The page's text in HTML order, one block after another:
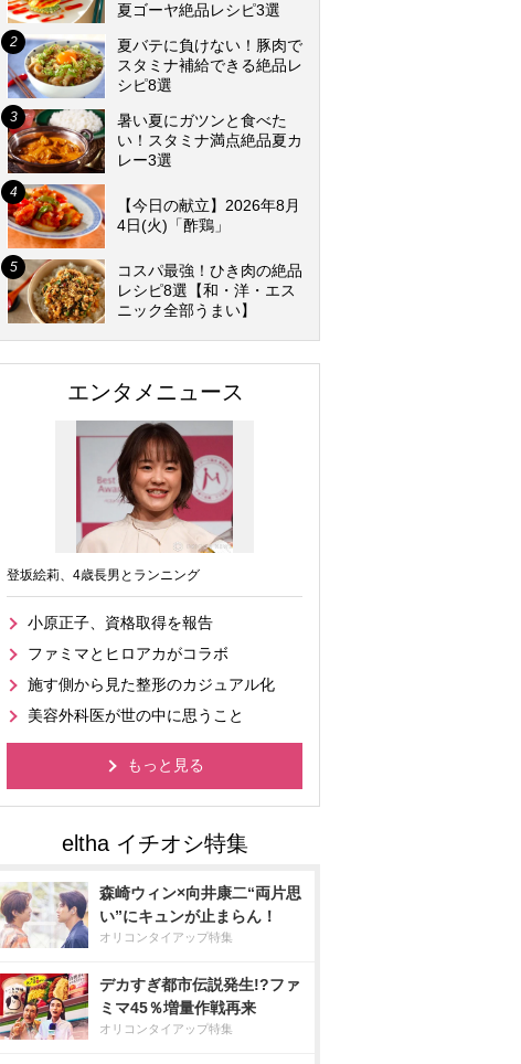
夏ゴーヤ絶品レシピ3選
夏バテに負けない！豚肉で
スタミナ補給できる絶品レ
シピ8選
暑い夏にガツンと食べた
い！スタミナ満点絶品夏カ
レー3選
【今日の献立】2026年8月
4日(火)「酢鶏」
コスパ最強！ひき肉の絶品
レシピ8選【和・洋・エス
ニック全部うまい】
エンタメニュース
登坂絵莉、4歳長男とランニング
小原正子、資格取得を報告
ファミマとヒロアカがコラボ
施す側から見た整形のカジュアル化
美容外科医が世の中に思うこと
もっと見る
森崎ウィン×向井康二“両片思
い”にキュンが止まらん！
オリコンタイアップ特集
デカすぎ都市伝説発生!?ファ
ミマ45％増量作戦再来
オリコンタイアップ特集